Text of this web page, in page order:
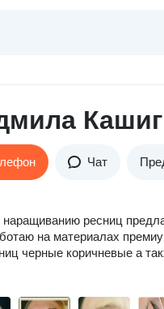
Чат
ресниц
на материалах
черные коричневые а